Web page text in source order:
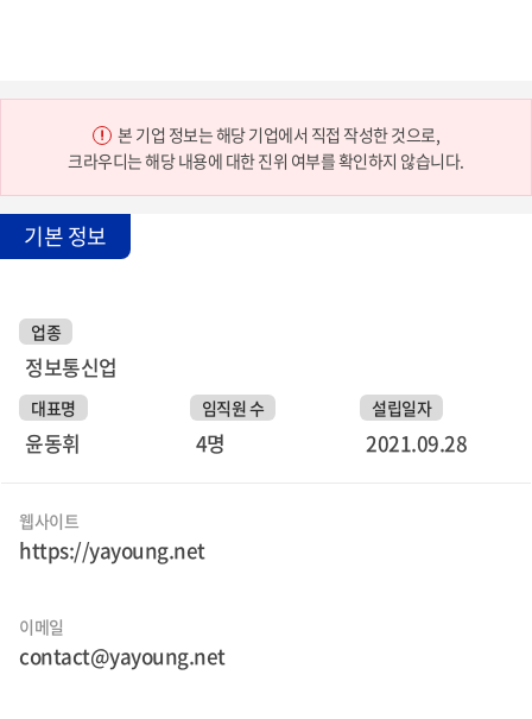
본 기업 정보는 해당 기업에서 직접 작성한 것으로,
크라우디는 해당 내용에 대한 진위 여부를 확인하지 않습니다.
기본 정보
업종
정보통신업
대표명
윤동휘
임직원 수
4명
설립일자
2021.09.28
웹사이트
https://yayoung.net
이메일
contact@yayoung.net